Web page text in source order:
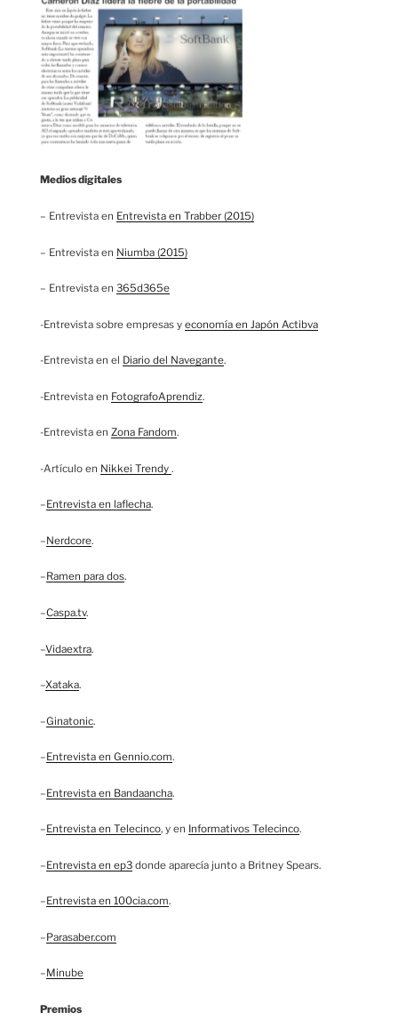
Medios digitales
– Entrevista en Entrevista en Trabber (2015)
– Entrevista en Niumba (2015)
– Entrevista en 365d365e
-Entrevista sobre empresas y economía en Japón Actibva
-Entrevista en el Diario del Navegante.
-Entrevista en FotografoAprendiz.
-Entrevista en Zona Fandom.
-Artículo en Nikkei Trendy .
–Entrevista en laflecha.
–Nerdcore.
–Ramen para dos.
–Caspa.tv.
–Vidaextra.
–Xataka.
–Ginatonic.
–Entrevista en Gennio.com.
–Entrevista en Bandaancha.
–Entrevista en Telecinco, y en Informativos Telecinco.
–Entrevista en ep3 donde aparecía junto a Britney Spears.
–Entrevista en 100cia.com.
–Parasaber.com
–Minube
Premios